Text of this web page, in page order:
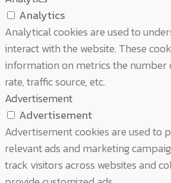
Analytics
Analytical cookies are used to
interact with the website. These
information on metrics the number
rate, traffic source, etc.
Advertisement
Advertisement
Advertisement cookies are used to
relevant ads and marketing
track visitors across websites and